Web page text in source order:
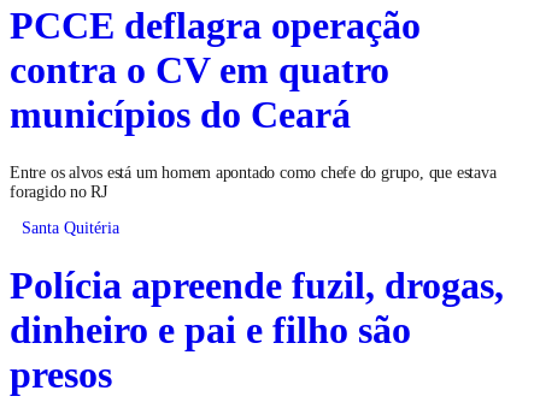
PCCE deflagra operação
contra o CV em quatro
municípios do Ceará
Entre os alvos está um homem apontado como chefe do grupo, que estava
foragido no RJ
Santa Quitéria
Polícia apreende fuzil, drogas,
dinheiro e pai e filho são
presos